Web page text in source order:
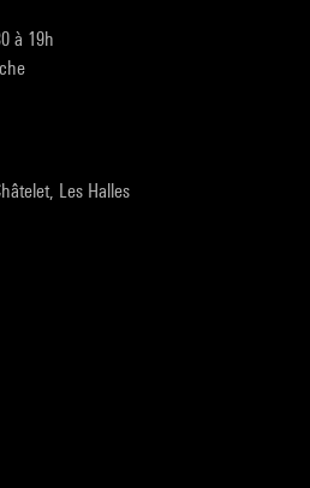
à 19h
Les Halles